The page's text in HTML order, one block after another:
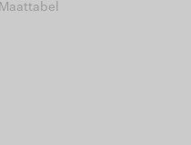
Maattabel